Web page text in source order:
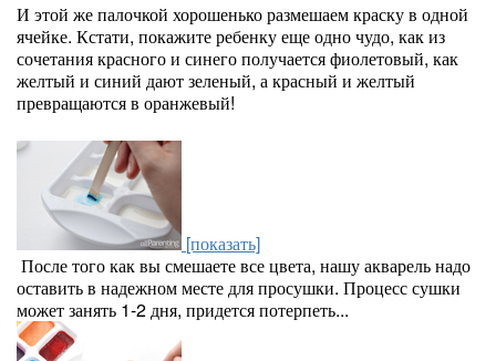
И этой же палочкой хорошенько размешаем краску в одной
ячейке. Кстати, покажите ребенку еще одно чудо, как из
сочетания красного и синего получается фиолетовый, как
желтый и синий дают зеленый, а красный и желтый
превращаются в оранжевый!
[показать]
После того как вы смешаете все цвета, нашу акварель надо
оставить в надежном месте для просушки. Процесс сушки
может занять 1-2 дня, придется потерпеть...